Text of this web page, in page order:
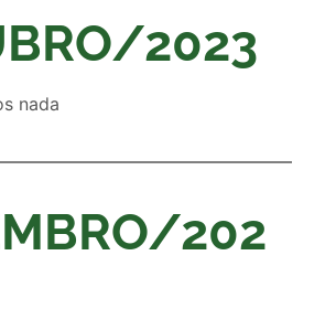
2023
nada
202